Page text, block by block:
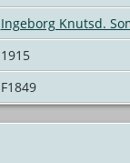
Ingeborg Knutsd.
1915
F1849